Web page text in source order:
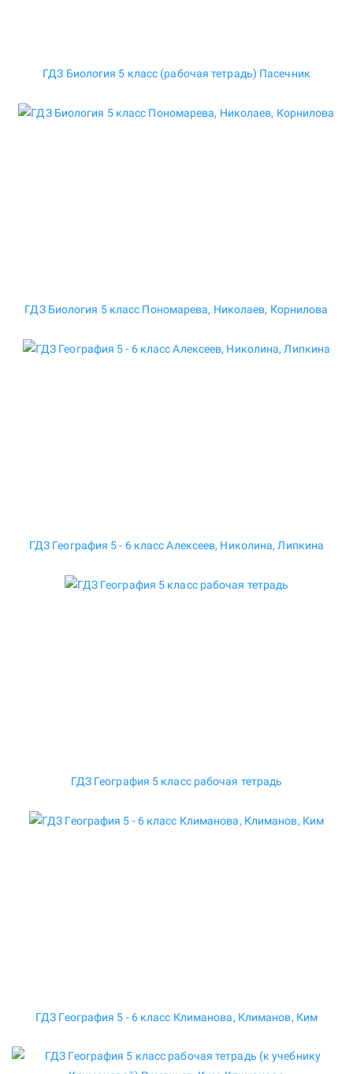
ГДЗ Биология 5 класс (рабочая тетрадь) Пасечник
ГДЗ Биология 5 класс Пономарева, Николаев, Корнилова
ГДЗ География 5 - 6 класс Алексеев, Николина, Липкина
ГДЗ География 5 класс рабочая тетрадь
ГДЗ География 5 - 6 класс Климанова, Климанов, Ким